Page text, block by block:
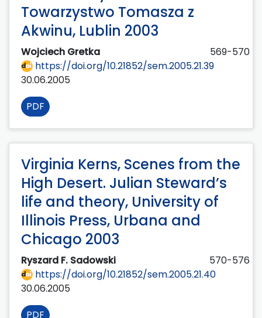
Towarzystwo Tomasza z
Akwinu, Lublin 2003
Wojciech Gretka
569-570
https://doi.org/10.21852/sem.2005.21.39
30.06.2005
PDF
Virginia Kerns, Scenes from the
High Desert. Julian Steward’s
life and theory, University of
Illinois Press, Urbana and
Chicago 2003
Ryszard F. Sadowski
570-576
https://doi.org/10.21852/sem.2005.21.40
30.06.2005
PDF